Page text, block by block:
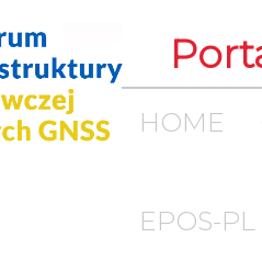
HOME
EPOS-PL